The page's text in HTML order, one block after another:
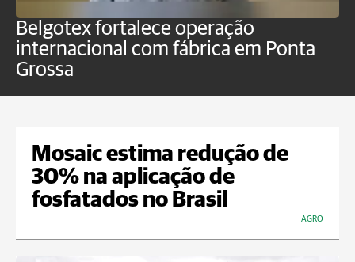
Belgotex fortalece operação
internacional com fábrica em Ponta
Grossa
Mosaic estima redução de
30% na aplicação de
fosfatados no Brasil
AGRO